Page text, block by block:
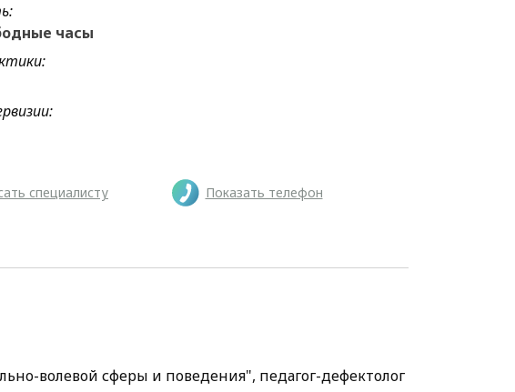
часы
специалисту Показать телефон
волевой сферы и поведения", педагог-дефектолог